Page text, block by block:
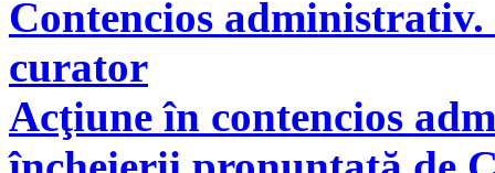
Contencios
curator
Acţiune în contencios